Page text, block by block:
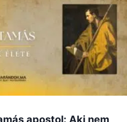
apostol: Aki nem